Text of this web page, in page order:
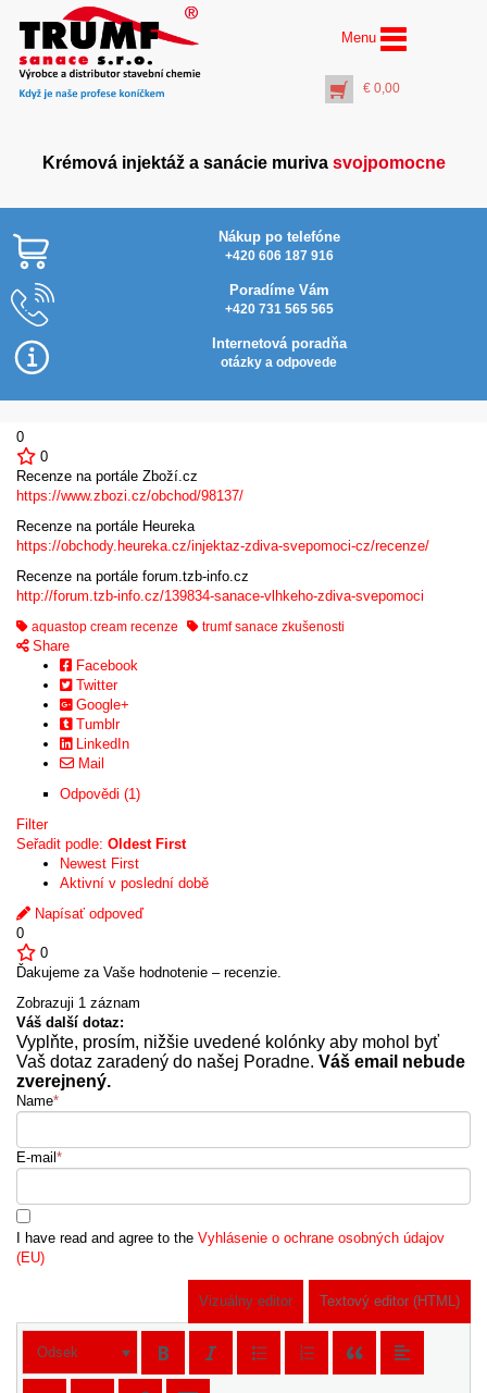
Menu
€ 0,00
Krémová injektáž a sanácie muriva svojpomocne
Nákup po telefóne
+420 606 187 916
Poradíme Vám
+420 731 565 565
Internetová poradňa
otázky a odpovede
0
0
Recenze na portále Zboží.cz
https://www.zbozi.cz/obchod/98137/
Recenze na portále Heureka
https://obchody.heureka.cz/injektaz-zdiva-svepomoci-cz/recenze/
Recenze na portále forum.tzb-info.cz
http://forum.tzb-info.cz/139834-sanace-vlhkeho-zdiva-svepomoci
aquastop cream recenze trumf sanace zkušenosti
Share
Facebook
Twitter
Google+
Tumblr
LinkedIn
Mail
Odpovědi (1)
Filter
Seřadit podle: Oldest First
Newest First
Aktivní v poslední době
Napísať odpoveď
0
0
Ďakujeme za Vaše hodnotenie – recenzie.
Zobrazuji 1 záznam
Váš další dotaz:
Vyplňte, prosím, nižšie uvedené kolónky aby mohol byť
Vaš dotaz zaradený do našej Poradne. Váš email nebude
zverejnený.
Name*
E-mail *
I have read and agree to the Vyhlásenie o ochrane osobných údajov
(EU)
Vizuálny editor Textový editor (HTML)
Odsek
Profi vrták Ø 14 mm
dĺžka 450 mm
(pracovná dĺžka 400
mm)
€19,00